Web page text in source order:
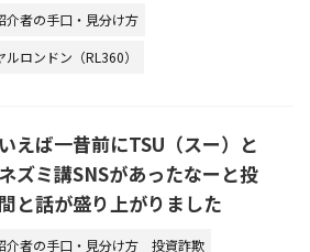
介者の手口・見分け方
ルロンドン（RL360）
えば一昔前にTSU（スー）と
ズミ講SNSがあったなーと投
と話が盛り上がりました
介者の手口・見分け方 投資詐欺